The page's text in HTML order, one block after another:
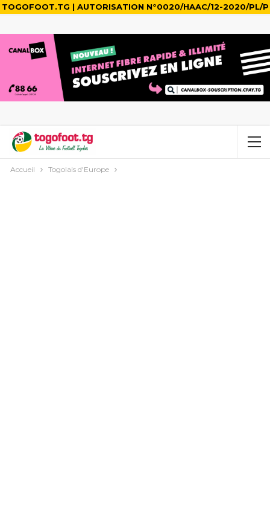
TOGOFOOT.TG | AUTORISATION N°0020/HAAC/12-2020/PL/P
Accueil Togolais d'Europe